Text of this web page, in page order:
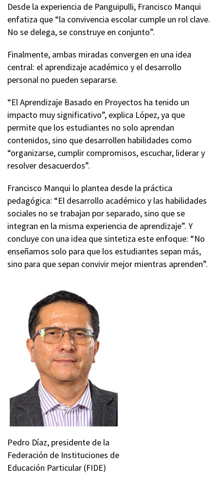
Desde la experiencia de Panguipulli, Francisco Manqui
enfatiza que “la convivencia escolar cumple un rol clave.
No se delega, se construye en conjunto”.
Finalmente, ambas miradas convergen en una idea
central: el aprendizaje académico y el desarrollo
personal no pueden separarse.
“El Aprendizaje Basado en Proyectos ha tenido un
impacto muy significativo”, explica López, ya que
permite que los estudiantes no solo aprendan
contenidos, sino que desarrollen habilidades como
“organizarse, cumplir compromisos, escuchar, liderar y
resolver desacuerdos”.
Francisco Manqui lo plantea desde la práctica
pedagógica: “El desarrollo académico y las habilidades
sociales no se trabajan por separado, sino que se
integran en la misma experiencia de aprendizaje”. Y
concluye con una idea que sintetiza este enfoque: “No
enseñamos solo para que los estudiantes sepan más,
sino para que sepan convivir mejor mientras aprenden”.
Pedro Díaz, presidente de la
Federación de Instituciones de
Educación Particular (FIDE)